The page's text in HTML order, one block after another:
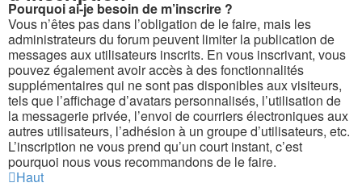
Pourquoi ai-je besoin de m’inscrire ?
Vous n’êtes pas dans l’obligation de le faire, mais les
administrateurs du forum peuvent limiter la publication de
messages aux utilisateurs inscrits. En vous inscrivant, vous
pouvez également avoir accès à des fonctionnalités
supplémentaires qui ne sont pas disponibles aux visiteurs,
tels que l’affichage d’avatars personnalisés, l’utilisation de
la messagerie privée, l’envoi de courriers électroniques aux
autres utilisateurs, l’adhésion à un groupe d’utilisateurs, etc.
L’inscription ne vous prend qu’un court instant, c’est
pourquoi nous vous recommandons de le faire.
Haut